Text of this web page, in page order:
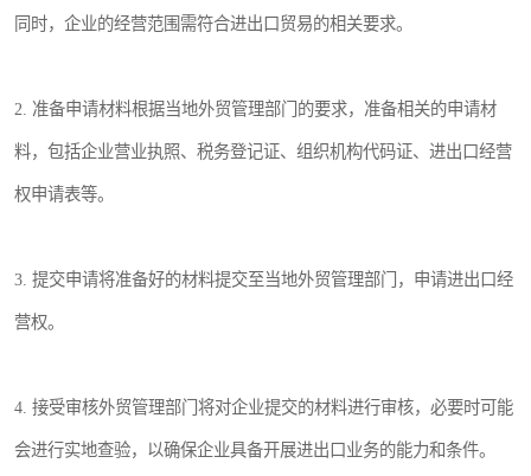
同时，企业的经营范围需符合进出口贸易的相关要求。
2. 准备申请材料根据当地外贸管理部门的要求，准备相关的申请材
料，包括企业营业执照、税务登记证、组织机构代码证、进出口经营
权申请表等。
3. 提交申请将准备好的材料提交至当地外贸管理部门，申请进出口经
营权。
4. 接受审核外贸管理部门将对企业提交的材料进行审核，必要时可能
会进行实地查验，以确保企业具备开展进出口业务的能力和条件。